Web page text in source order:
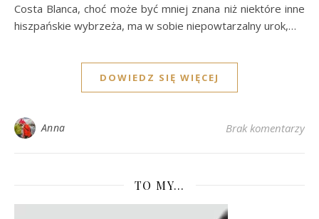
Costa Blanca, choć może być mniej znana niż niektóre inne
hiszpańskie wybrzeża, ma w sobie niepowtarzalny urok,…
DOWIEDZ SIĘ WIĘCEJ
Anna Brak komentarzy
TO MY…